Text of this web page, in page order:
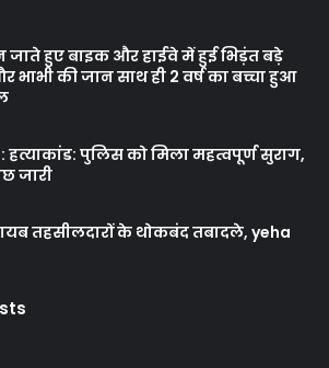
जाते हुए बाइक और हाईवे में हुई भिड़ंत बड़े
भाभी की जान साथ ही 2 वर्ष का बच्चा हुआ
हत्याकांड: पुलिस को मिला महत्वपूर्ण सुराग,
जारी
तहसीलदारों के थोकबंद तबादले, yeha